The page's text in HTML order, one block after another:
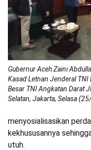
Gubernur Aceh Zaini
Kasad Letnan Jenderal TNI
Besar TNI Angkatan Darat
Selatan, Jakarta, Selasa
menyosialisasikan
kekhususannya
utuh.